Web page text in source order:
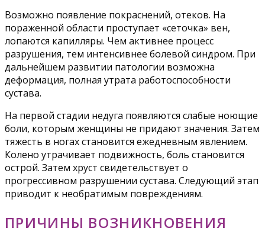
Возможно появление покраснений, отеков. На
пораженной области проступает «сеточка» вен,
лопаются капилляры. Чем активнее процесс
разрушения, тем интенсивнее болевой синдром. При
дальнейшем развитии патологии возможна
деформация, полная утрата работоспособности
сустава.
На первой стадии недуга появляются слабые ноющие
боли, которым женщины не придают значения. Затем
тяжесть в ногах становится ежедневным явлением.
Колено утрачивает подвижность, боль становится
острой. Затем хруст свидетельствует о
прогрессивном разрушении сустава. Следующий этап
приводит к необратимым повреждениям.
ПРИЧИНЫ ВОЗНИКНОВЕНИЯ